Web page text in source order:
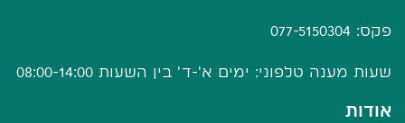
פקס: 077-5150304
שעות מענה טלפוני: ימים א'-ד' בין השעות 08:00-14:00
אודות